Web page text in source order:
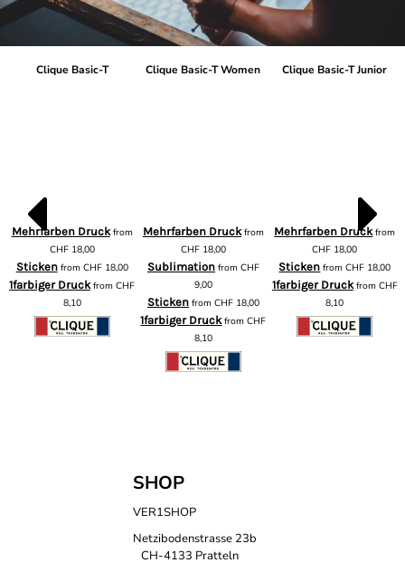
Clique Basic-T
Mehrfarben Druckfrom
CHF18,00
Stickenfrom CHF18,00
1farbiger DruckfromCHF
8,10
Clique Basic-T Women
Mehrfarben Druckfrom
CHF18,00
Sublimationfrom CHF
9,00
Stickenfrom CHF18,00
1farbiger DruckfromCHF
8,10
Clique Basic-T Junior
Mehrfarben Druckfrom
CHF 18,00
Sticken fromCHF 18,00
1farbiger Druckfrom CHF
8,10
SHOP
VER1SHOP
Netzibodenstrasse 23b
CH-4133 Pratteln